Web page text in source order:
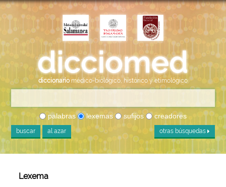
diccionario médico-biológico, histórico y etimológico
palabras lexemas sufijos creadores
buscar al azar otras búsquedas
Lexema